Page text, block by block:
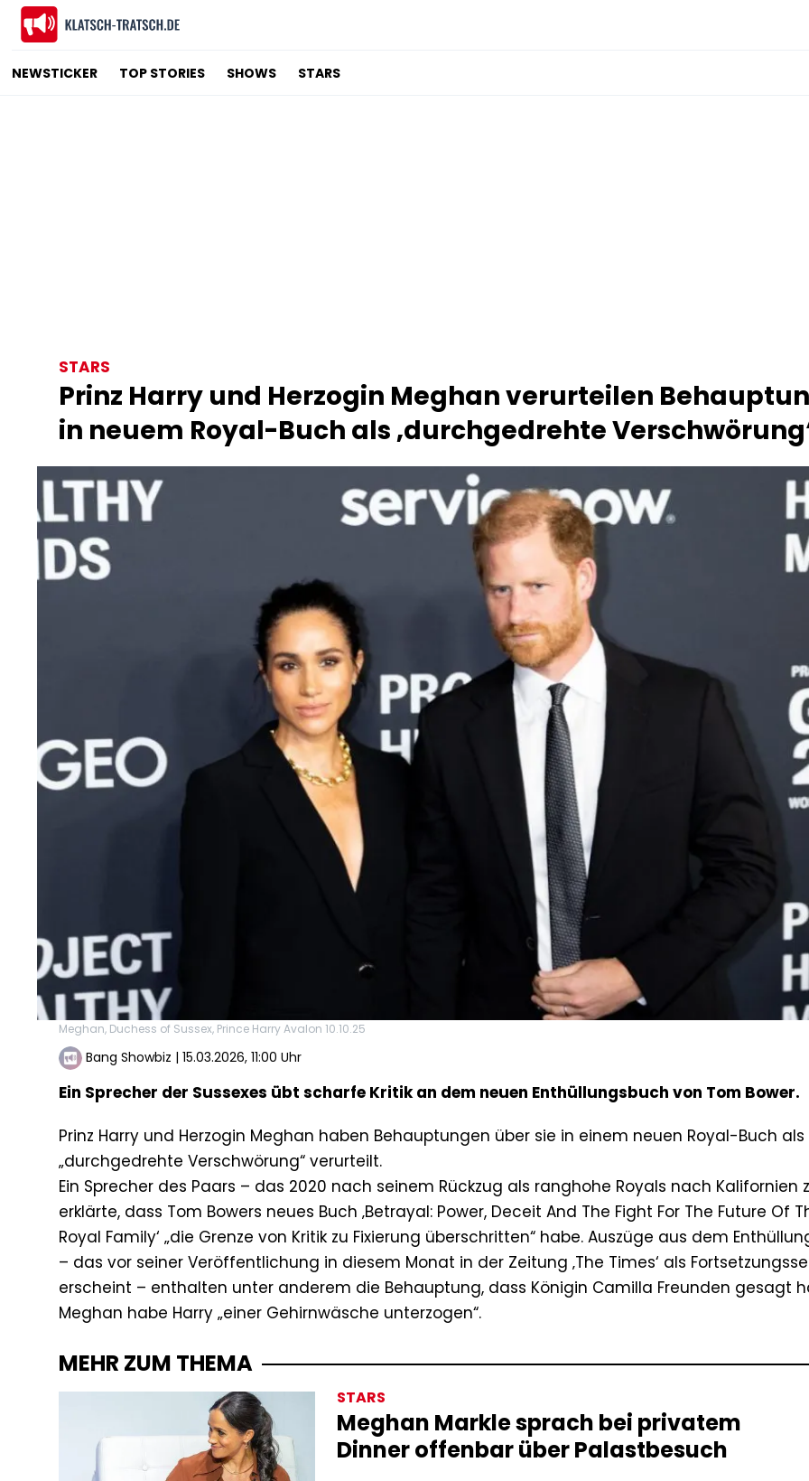
NEWSTICKER TOP STORIES SHOWS STARS
STARS
Prinz Harry und Herzogin Meghan verurteilen
in neuem Royal-Buch als ‚durchgedrehte
Meghan, Duchess of Sussex, Prince Harry Avalon 10.10.25
Bang Showbiz | 15.03.2026, 11:00 Uhr
Ein Sprecher der Sussexes übt scharfe Kritik an dem neuen Enthüllungsbuch von Tom Bower.
Prinz Harry und Herzogin Meghan haben Behauptungen über sie in einem neuen Royal-Buch als
„durchgedrehte Verschwörung“ verurteilt.
Ein Sprecher des Paars – das 2020 nach seinem Rückzug als ranghohe Royals nach Kalifornien
erklärte, dass Tom Bowers neues Buch ‚Betrayal: Power, Deceit And The Fight For The Future Of
Royal Family‘ „die Grenze von Kritik zu Fixierung überschritten“ habe. Auszüge aus dem
– das vor seiner Veröffentlichung in diesem Monat in der Zeitung ‚The Times‘ als
erscheint – enthalten unter anderem die Behauptung, dass Königin Camilla Freunden gesagt
Meghan habe Harry „einer Gehirnwäsche unterzogen“.
MEHR ZUM THEMA
STARS
Meghan Markle sprach bei privatem
Dinner offenbar über Palastbesuch